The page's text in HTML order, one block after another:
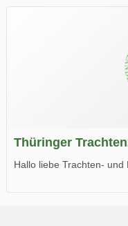
Wir wünschen Euch viel
Thüringer
Hallo liebe Trachten- und